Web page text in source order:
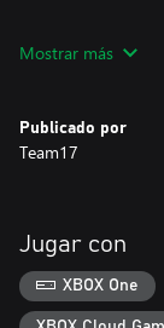
posibilidades para
de justicia y furia
En última
Explora un mundo
Mostrar más
Publicado por
Team17
Jugar con
XBOX One